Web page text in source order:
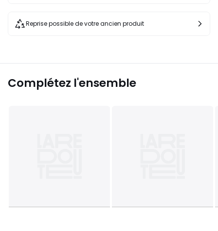
Reprise possible de votre ancien produit
Complétez l'ensemble